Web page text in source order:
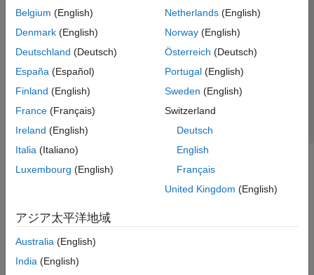
Belgium (English)
Denmark (English)
Deutschland (Deutsch)
España (Español)
Finland (English)
France (Français)
Ireland (English)
Italia (Italiano)
Luxembourg (English)
Netherlands(English)
Norway(English)
Österreich (Deutsch)
Portugal(English)
Sweden (English)
Switzerland
Deutsch
English
Français
United Kingdom (English)
アジア太平洋地域
Australia (English)
India (English)
トラストセンター
プライバシー ポリシー
違法コピー防止
アプリケーション ステータス
© 1994-2026 The MathWorks, Inc.